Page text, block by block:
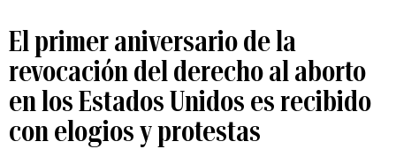
El primer aniversario de la
revocación del derecho al aborto
en los Estados Unidos es recibido
con elogios y protestas